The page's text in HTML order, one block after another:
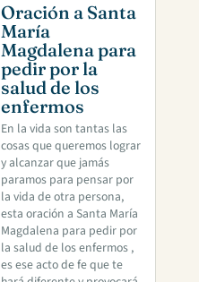
Oración a Santa
María
Magdalena para
pedir por la
salud de los
enfermos
En la vida son tantas las
cosas que queremos lograr
y alcanzar que jamás
paramos para pensar por
la vida de otra persona,
esta oración a Santa María
Magdalena para pedir por
la salud de los enfermos ,
es ese acto de fe que te